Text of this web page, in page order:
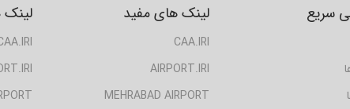
لینک های مفید
CAA.IRI
AIRPORT.IRI
MEHRABAD AIRPORT
سریع